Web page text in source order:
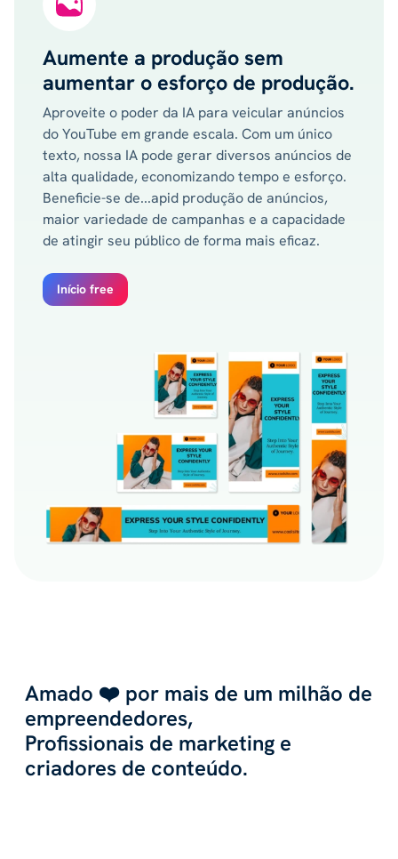
Aumente a produção sem
aumentar o esforço de produção.
Aproveite o poder da IA ​​para veicular anúncios
do YouTube em grande escala. Com um único
texto, nossa IA pode gerar diversos anúncios de
alta qualidade, economizando tempo e esforço.
Beneficie-se de...apid produção de anúncios,
maior variedade de campanhas e a capacidade
de atingir seu público de forma mais eficaz.
Início free
Amado ❤️ por mais de um milhão de
empreendedores,
Profissionais de marketing e
criadores de conteúdo.